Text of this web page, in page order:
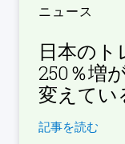
ニュース
日本のト
250％増
変えてい
記事を読む